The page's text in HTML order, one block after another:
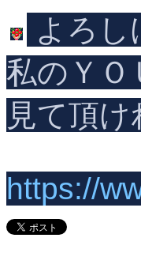
よろし
私のＹＯ
見て頂
https://